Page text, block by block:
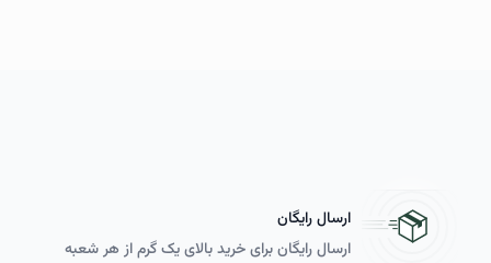
ارسال رایگان
ارسال رایگان برای خرید بالای یک گرم از هر شعبه